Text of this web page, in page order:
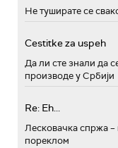
Не туширате се
Cestitke za uspeh
Да ли сте знали да
производе у Србији
Re: Eh...
Лесковачка спржа
пореклом